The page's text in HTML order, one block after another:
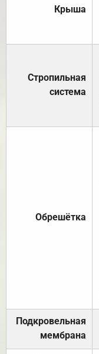
Крыша
Стропильная
система
Обрешётка
Подкровельная
мембрана